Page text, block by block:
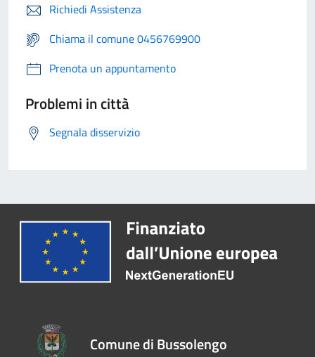
Richiedi Assistenza
Chiama il comune 0456769900
Prenota un appuntamento
Problemi in città
Segnala disservizio
Comune di Bussolengo